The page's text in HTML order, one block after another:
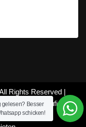
Rights Reserved |
Mitarbeiter|Häufige
|Über uns
gelesen? Besser
schicken!